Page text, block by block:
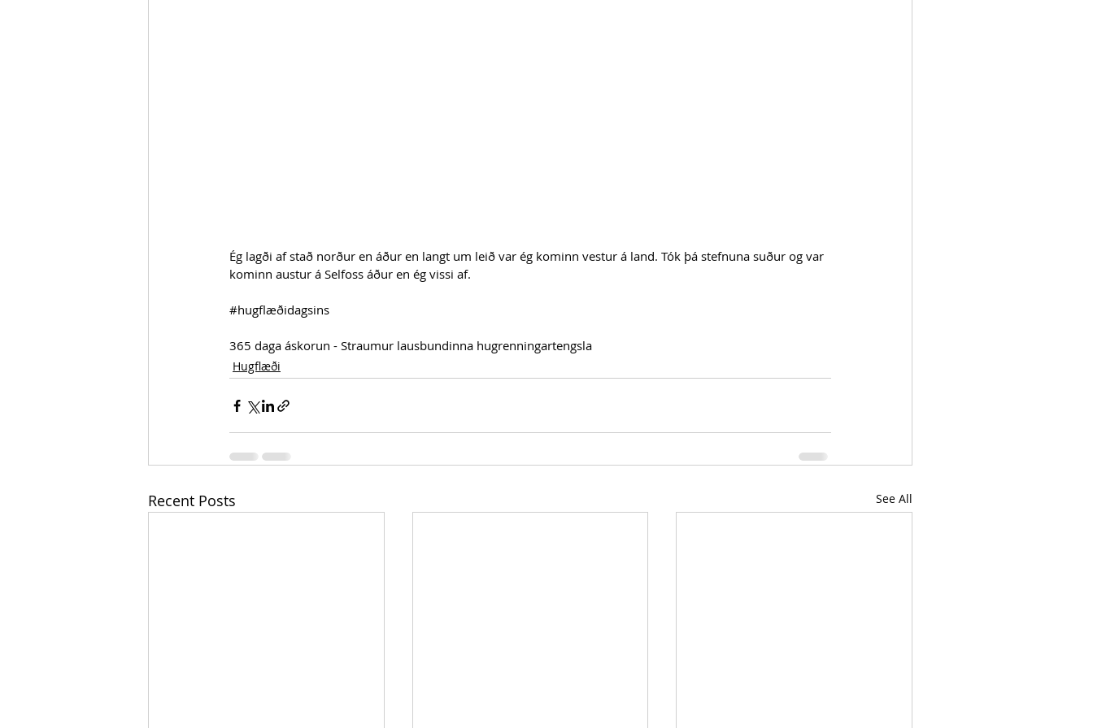
Ég lagði af stað norður en áður en langt um leið var ég kominn vestur á land. Tók þá stefnuna suður og var
kominn austur á Selfoss áður en ég vissi af.
#hugflæðidagsins
365 daga áskorun - Straumur lausbundinna hugrenningartengsla
Hugflæði
Recent Posts See All